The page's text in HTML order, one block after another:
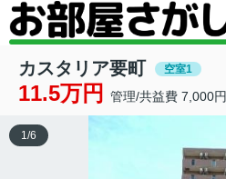
カスタリア要町 空室1
11.5万円 管理/共益費 7,000円
1/6